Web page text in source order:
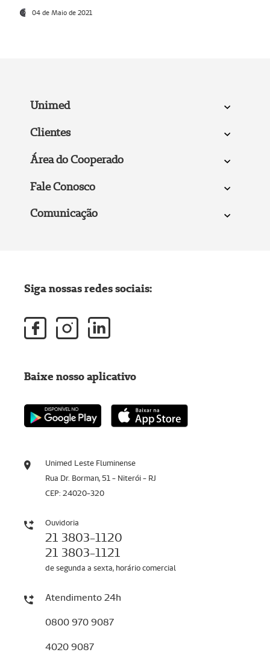
04 de Maio de 2021
Unimed
Clientes
Área do Cooperado
Fale Conosco
Comunicação
Unimed Leste Fluminense
Rua Dr. Borman, 51 - Niterói - RJ
CEP: 24020-320
Ouvidoria
21 3803-1120
21 3803-1121
de segunda a sexta, horário comercial
Atendimento 24h
0800 970 9087
4020 9087
Siga nossas redes sociais:
Baixe nosso aplicativo